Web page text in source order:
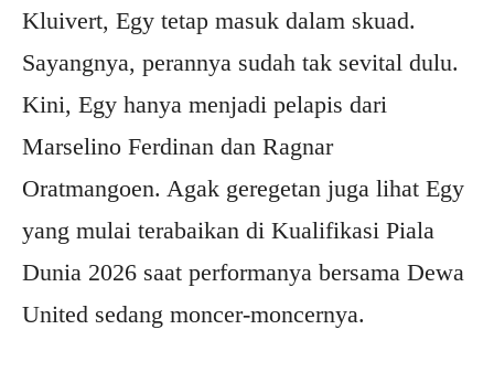
Kluivert, Egy tetap masuk dalam skuad.
Sayangnya, perannya sudah tak sevital dulu.
Kini, Egy hanya menjadi pelapis dari
Marselino Ferdinan dan Ragnar
Oratmangoen. Agak geregetan juga lihat Egy
yang mulai terabaikan di Kualifikasi Piala
Dunia 2026 saat performanya bersama Dewa
United sedang moncer-moncernya.